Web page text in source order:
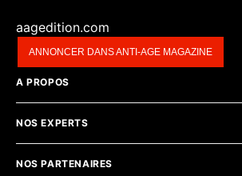
aagedition.com
ANNONCER DANS ANTI-AGE MAGAZINE
A PROPOS
NOS EXPERTS
NOS PARTENAIRES